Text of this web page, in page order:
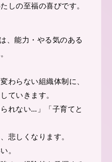
しの至福の喜びです。
、能力・やる気のある
わらない組織体制に、
ていきます。
れない…」「子育てと
悲しくなります。
。